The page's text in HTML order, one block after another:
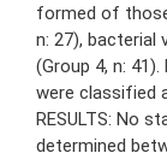
formed of
n: 27), bacterial
(Group 4, n:
were classified
RESULTS: No
determined